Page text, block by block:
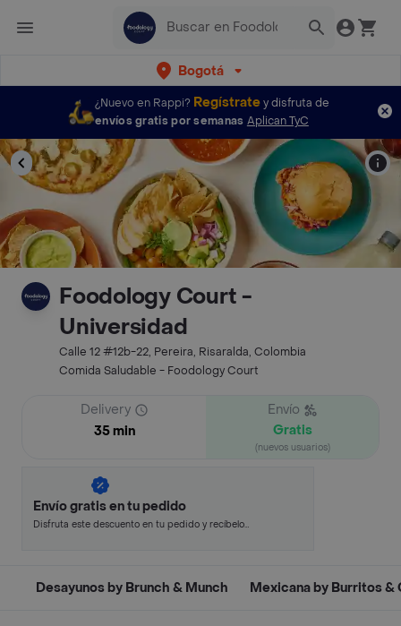
Bogotá
¿Nuevo en Rappi? Regístratey disfruta de
envíos gratis por semanas Aplican TyC
Foodology Court -
Universidad
Calle 12 #12b-22, Pereira, Risaralda, Colombia
Comida Saludable - Foodology Court
Delivery
35 min
Envío
Gratis
(nuevos usuarios)
Envío gratis en tu pedido
Disfruta este descuento en tu pedido y recíbelo
Desayunos by Brunch & Munch Mexicana by Burritos &